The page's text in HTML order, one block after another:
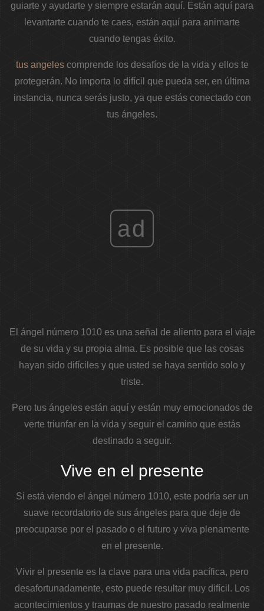
guiarte y ayudarte y siempre estarán aquí. Están aquí para
levantarte cuando te caes, están aquí para animarte
cuando tengas éxito.
tus angelescomprende los desafíos de la vida y ellos te
protegerán. No importa lo difícil que pueda ser, en última
instancia, nunca serás justo, ya que estás conectado con
tus ángeles.
ad
El ángel número 1010 es una señal de aliento para el viaje
de su vida y su propia alma. Es posible que las cosas
hayan sido difíciles y que usted se haya sentido solo y
triste.
Pero tus ángeles están aquí y están muy emocionados de
verte triunfar en la vida y seguir el camino que estás
destinado a seguir.
Vive en el presente
Si está viendo el ángel número 1010, este podría ser un
suave recordatorio de sus ángeles para que deje de
preocuparse por el pasado o el futuro y viva plenamente
en el presente.
Vivir el presente es la clave para una vida pacífica, pero
desafortunadamente, esto puede resultar muy difícil. Los
acontecimientos y traumas de nuestro pasado realmente